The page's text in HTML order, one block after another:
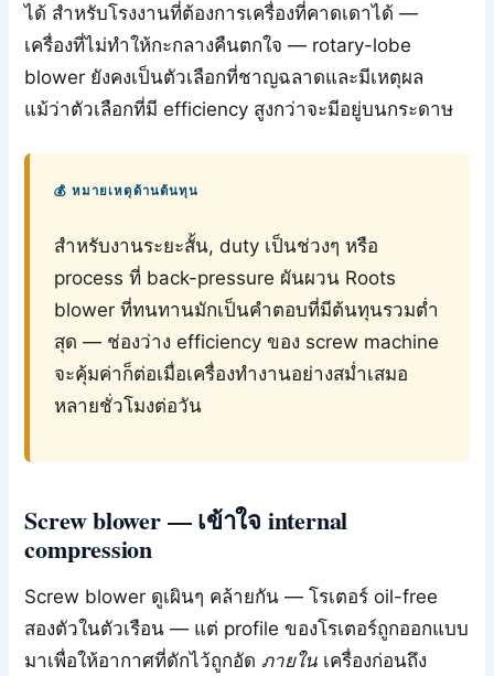
ได้ สำหรับโรงงานที่ต้องการเครื่องที่คาดเดาได้ —
เครื่องที่ไม่ทำให้กะกลางคืนตกใจ — rotary-lobe
blower ยังคงเป็นตัวเลือกที่ชาญฉลาดและมีเหตุผล
แม้ว่าตัวเลือกที่มี efficiency สูงกว่าจะมีอยู่บนกระดาษ
💰 หมายเหตุด้านต้นทุน
สำหรับงานระยะสั้น, duty เป็นช่วงๆ หรือ
process ที่ back-pressure ผันผวน Roots
blower ที่ทนทานมักเป็นคำตอบที่มีต้นทุนรวมต่ำ
สุด — ช่องว่าง efficiency ของ screw machine
จะคุ้มค่าก็ต่อเมื่อเครื่องทำงานอย่างสม่ำเสมอ
หลายชั่วโมงต่อวัน
Screw blower — เข้าใจ internal
compression
Screw blower ดูเผินๆ คล้ายกัน — โรเตอร์ oil-free
สองตัวในตัวเรือน — แต่ profile ของโรเตอร์ถูกออกแบบ
มาเพื่อให้อากาศที่ดักไว้ถูกอัด ภายใน เครื่องก่อนถึง